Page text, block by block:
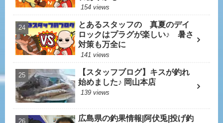
154 views
とあるスタッフの 真夏のデイ
ロックはプラグが楽しい♪ 暑さ
対策も万全に
141 views
【スタッフブログ】キスが釣れ
始めました♪ 岡山本店
139 views
広島県の釣果情報|阿伏兎|投げ釣